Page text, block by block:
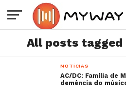
All posts tagged
NOTÍCIAS
AC/DC: Família de
demência do